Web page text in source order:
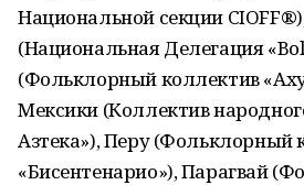
Национальной секции
(Национальная Делегация
(Фольклорный коллектив
Мексики (Коллектив
Азтека»), Перу (Фольклорный
«Бисентенарио»), Парагвай